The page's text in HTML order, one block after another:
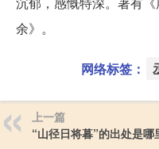
余》。
网络标签：
上一篇
“山径日将暮”的出处是哪